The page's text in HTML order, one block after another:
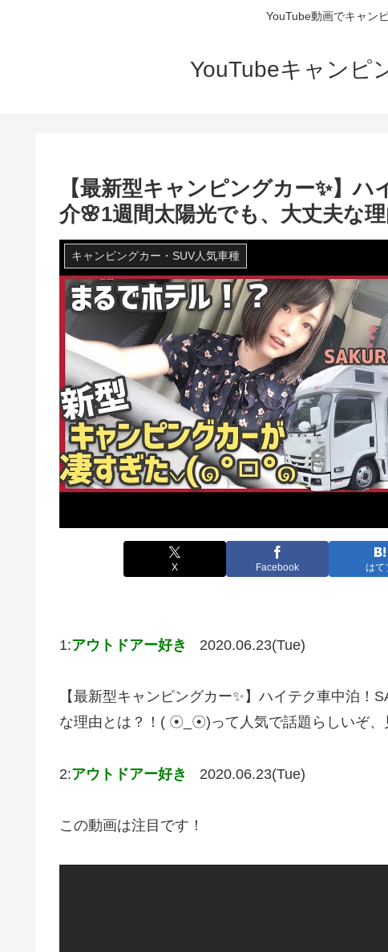
YouTube動画でキャン
YouTubeキャンピ
【最新型キャンピングカー✨】
介🌸1週間太陽光でも、大丈夫な
キャンピングカー・SUV人気車種
X Facebook はて
1:アウトドアー好き 2020.06.23(Tue)
【最新型キャンピングカー✨】ハイテク車中泊
な理由とは？！( ☉_☉)って人気で話題らしいぞ、
2:アウトドアー好き 2020.06.23(Tue)
この動画は注目です！